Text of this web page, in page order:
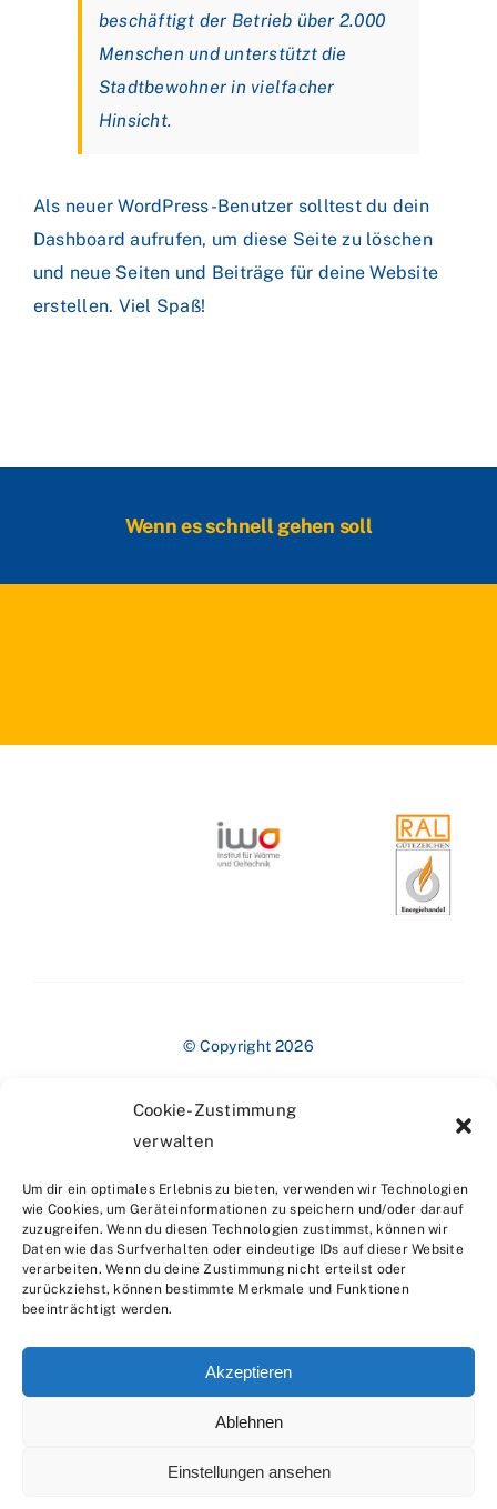
Cookie-Zustimmung
verwalten
Um dir ein optimales Erlebnis zu bieten, verwenden wir Technologien
wie Cookies, um Geräteinformationen zu speichern und/oder darauf
zuzugreifen. Wenn du diesen Technologien zustimmst, können wir
Daten wie das Surfverhalten oder eindeutige IDs auf dieser Website
verarbeiten. Wenn du deine Zustimmung nicht erteilst oder
zurückziehst, können bestimmte Merkmale und Funktionen
beeinträchtigt werden.
Akzeptieren
Ablehnen
Einstellungen ansehen
beschäftigt der Betrieb über 2.000
Menschen und unterstützt die
Stadtbewohner in vielfacher
Hinsicht.
Als neuer WordPress-Benutzer solltest du dein
Dashboard aufrufen, um diese Seite zu löschen
und neue Seiten und Beiträge für deine Website
erstellen. Viel Spaß!
Wenn es schnell gehen soll
© Copyright 2026
Impressum
Datenschutzerklärung